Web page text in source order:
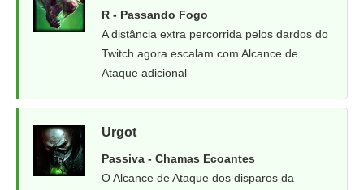
R - Passando Fogo
A distância extra percorrida pelos dardos do
Twitch agora escalam com Alcance de
Ataque adicional
Urgot
Passiva - Chamas Ecoantes
O Alcance de Ataque dos disparos da